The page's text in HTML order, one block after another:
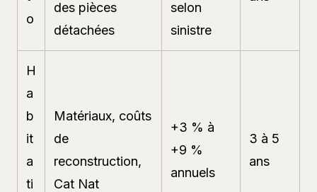
o
des pièces
détachées
selon
sinistre
H
a
b
it
a
ti
Matériaux, coûts
de
reconstruction,
Cat Nat
+3 % à
+9 %
annuels
3 à 5
ans